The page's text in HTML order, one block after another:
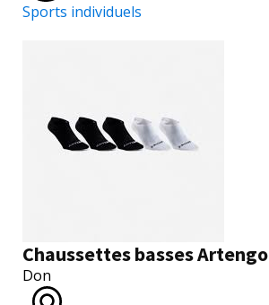
Sports individuels
Chaussettes basses Artengo
Don